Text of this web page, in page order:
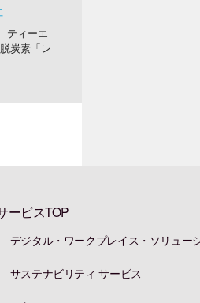
ティーエ
炭素「レ
ービスTOP
デジタル・ワークプレイス・ソリュー
サステナビリティ サービス